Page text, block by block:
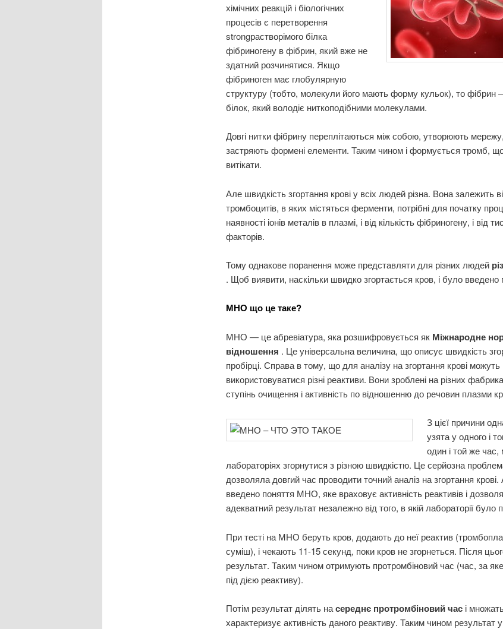
хімічних реакцій і біологічних
процесів є перетворення
strongрастворімого білка
фібриногену в фібрин, який вже не
здатний розчинятися. Якщо
фібриноген має глобулярную
структуру (тобто, молекули його мають форму кульок), то фібрин
білок, який володіє ниткоподібними молекулами.
Довгі нитки фібрину переплітаються між собою, утворюють
застряють формені елементи. Таким чином і формується тромб,
витікати.
Але швидкість згортання крові у всіх людей різна. Вона залежить
тромбоцитів, в яких містяться ферменти, потрібні для початку
наявності іонів металів в плазмі, і від кількість фібриногену, і від
факторів.
Тому однакове поранення може представляти для різних людей
. Щоб виявити, наскільки швидко згортається кров, і було
МНО що це таке?
МНО — це абревіатура, яка розшифровується як Міжнародне
відношення . Це універсальна величина, що описує швидкість
пробірці. Справа в тому, що для аналізу на згортання крові можуть
використовуватися різні реактиви. Вони зроблені на різних
ступінь очищення і активність по відношенню до речовин плазми
З цієї причини
узята у одного і
один і той же час,
лабораторіях згорнутися з різною швидкістю. Це серйозна
дозволяла довгий час проводити точний аналіз на згортання
введено поняття МНО, яке враховує активність реактивів і
адекватний результат незалежно від того, в якій лабораторії було
При тесті на МНО беруть кров, додають до неї реактив
суміш), і чекають 11-15 секунд, поки кров не згорнеться. Після
результат. Таким чином отримують протромбіновий час (час, за
під дією реактиву).
Потім результат ділять насереднє протромбіновий час і
характеризує активність даного реактиву. Таким чином результат